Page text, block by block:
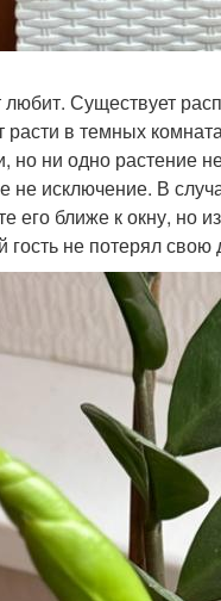
Существует
расти в темных
ни одно растение
не исключение. В
его ближе к окну, но
не потерял свою